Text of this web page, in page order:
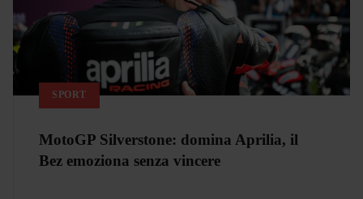
SPORT
MotoGP Silverstone: domina Aprilia, il
Bez emoziona senza vincere